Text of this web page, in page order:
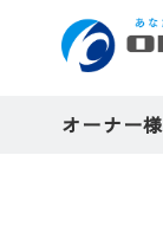
オーナー